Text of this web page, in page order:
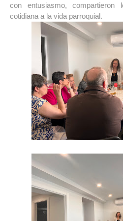
con entusiasmo,
cotidiana a la vida parroquial.